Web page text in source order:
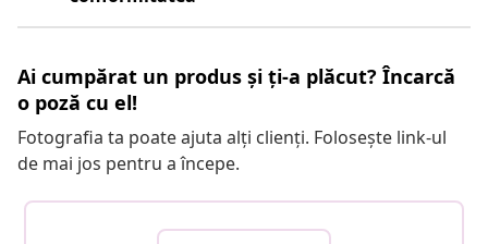
Ai cumpărat un produs și ți-a plăcut? Încarcă
o poză cu el!
Fotografia ta poate ajuta alți clienți. Folosește link-ul
de mai jos pentru a începe.